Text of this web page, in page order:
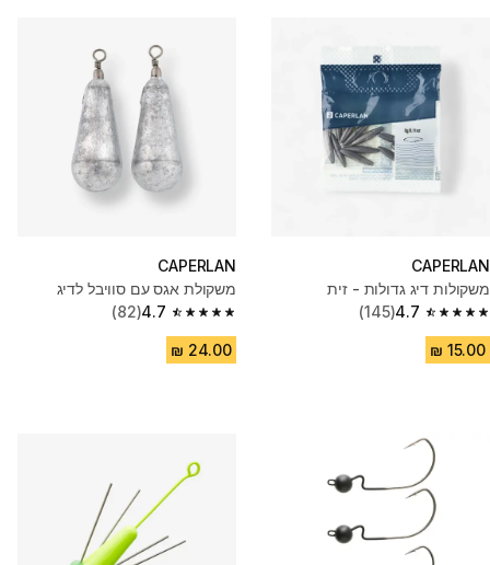
CAPERLAN
משקולות דיג גדולות - זית
4.7
4.7 out of 5 stars from 145 reviews
(145)
CAPERLAN
משקולת אגס עם סוויבל לדיג
4.7
4.7 out of 5 stars from 82 reviews
(82)